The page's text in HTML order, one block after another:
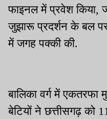
फाइनल में प्रवेश किया,
जुझारू प्रदर्शन के बल
में जगह पक्की की.
बालिका वर्ग में
बेटियों ने छत्तीसगढ़ को